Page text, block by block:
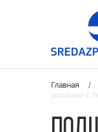
Главная /
роликами с